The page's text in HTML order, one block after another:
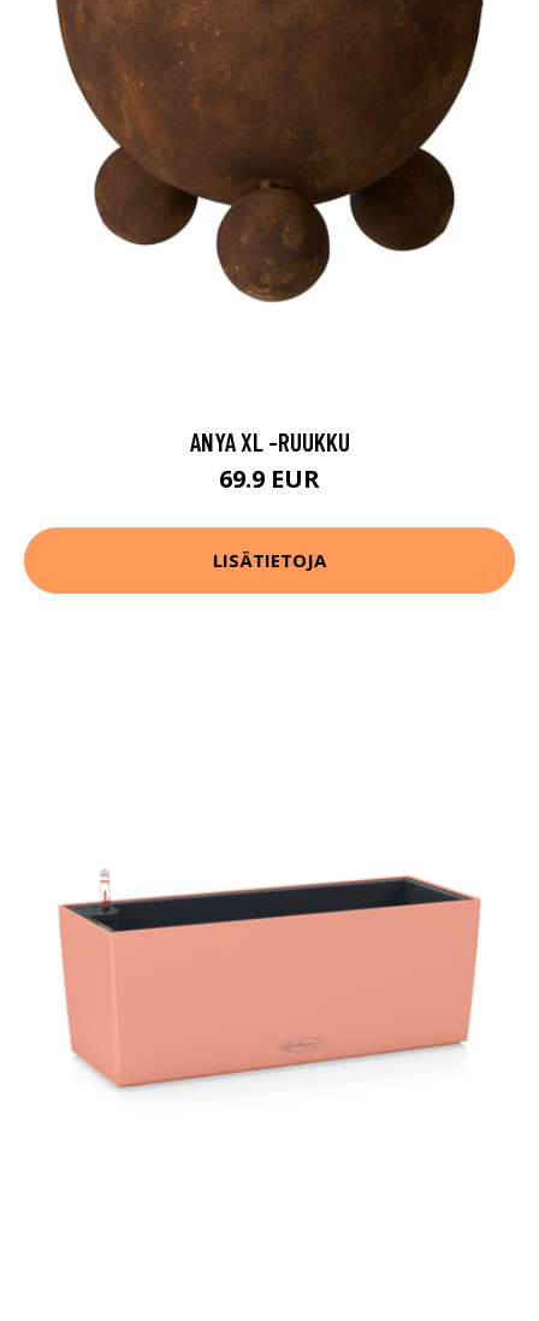
ANYA XL -RUUKKU
69.9 EUR
LISÄTIETOJA